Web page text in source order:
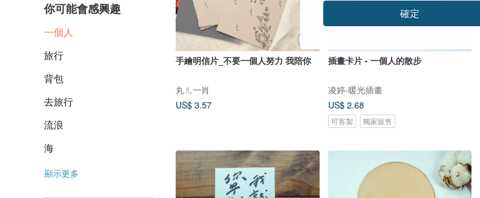
你可能會感興趣
一個人
旅行
背包
去旅行
流浪
海
顯示更多
手繪明信片_不要一個人努力 我陪你
丸ㄦ一肖
US$ 3.57
插畫卡片 - 一個人的散步
凌婷-暖光插畫
US$ 2.68
可客製 獨家販售
確定